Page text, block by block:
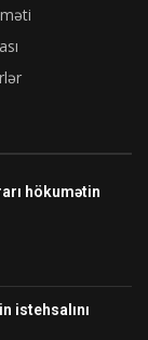
hökumətin
istehsalını